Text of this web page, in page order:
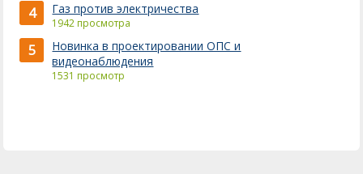
4 Газ против электричества
1942 просмотра
5
Новинка в проектировании ОПС и
видеонаблюдения
1531 просмотр